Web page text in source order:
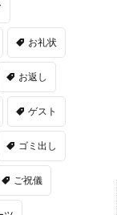
お礼状
お返し
ゲスト
ゴミ出し
ご祝儀